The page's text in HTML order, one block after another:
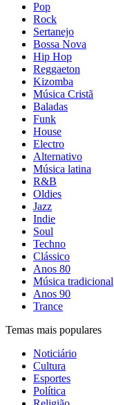
Pop
Rock
Sertanejo
Bossa Nova
Hip Hop
Reggaeton
Kizomba
Música Cristã
Baladas
Funk
House
Electro
Alternativo
Música latina
R&B
Oldies
Jazz
Indie
Soul
Techno
Clássico
Anos 80
Música tradicional
Anos 90
Trance
Temas mais populares
Noticiário
Cultura
Esportes
Política